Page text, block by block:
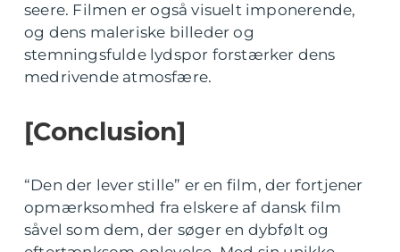
seere. Filmen er også visuelt imponerende,
og dens maleriske billeder og
stemningsfulde lydspor forstærker dens
medrivende atmosfære.
[Conclusion]
“Den der lever stille” er en film, der fortjener
opmærksomhed fra elskere af dansk film
såvel som dem, der søger en dybfølt og